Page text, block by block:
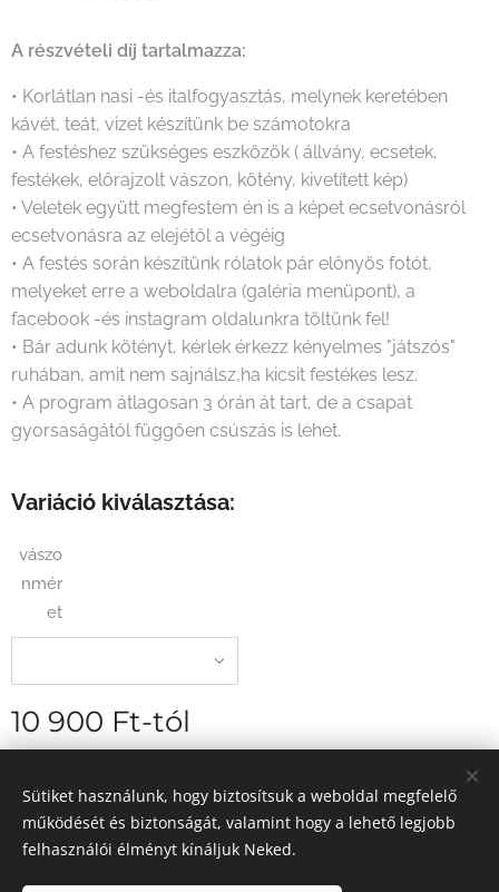
A részvételi díj tartalmazza:
• Korlátlan nasi -és italfogyasztás, melynek keretében
kávét, teát, vizet készítünk be számotokra
• A festéshez szükséges eszközök ( állvány, ecsetek,
festékek, előrajzolt vászon, kötény, kivetített kép)
• Veletek együtt megfestem én is a képet ecsetvonásról
ecsetvonásra az elejétől a végéig
• A festés során készítünk rólatok pár előnyös fotót,
melyeket erre a weboldalra (galéria menüpont), a
facebook -és instagram oldalunkra töltünk fel!
• Bár adunk kötényt, kérlek érkezz kényelmes "játszós"
ruhában, amit nem sajnálsz,ha kicsit festékes lesz.
• A program átlagosan 3 órán át tart, de a csapat
gyorsaságától függően csúszás is lehet.
Variáció kiválasztása:
vászo
nmér
et
10 900 Ft-tól
2026 Egyedi élményfestés - Magyarország
Sütiket használunk, hogy biztosítsuk a weboldal megfelelő
működését és biztonságát, valamint hogy a lehető legjobb
felhasználói élményt kínáljuk Neked.